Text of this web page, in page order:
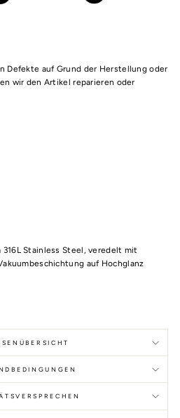
Defekte auf Grund der Herstellung oder
wir den Artikel reparieren oder
Stainless Steel, veredelt mit
auf Hochglanz